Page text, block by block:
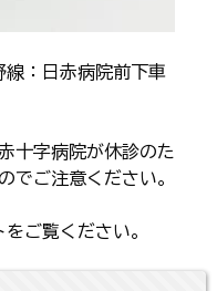
：日赤病院前下車
十字病院が休診のた
でご注意ください。
をご覧ください。